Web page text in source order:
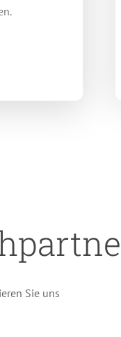
Sie uns